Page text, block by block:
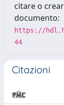
citare o
documento:
https://
44
Citazioni